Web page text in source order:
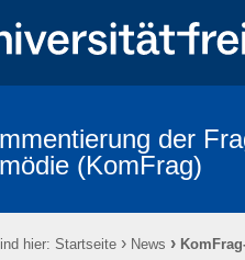
Terminkalender
der
(KomFrag)
hier: Startseite › News ›